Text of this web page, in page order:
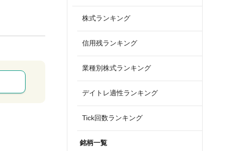
株式ランキング
信用残ランキング
業種別株式ランキング
デイトレ適性ランキング
Tick回数ランキング
銘柄一覧